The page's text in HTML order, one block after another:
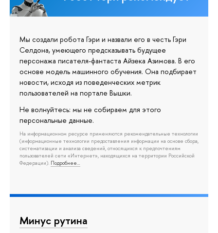
Мы создали робота Гэри и назвали его в честь Гэри
Селдона, умеющего предсказывать будущее
персонажа писателя-фантаста Айзека Азимова. В его
основе модель машинного обучения. Она подбирает
новости, исходя из поведенческих метрик
пользователей на портале Вышки.
Не волнуйтесь: мы не собираем для этого
персональные данные.
На информационном ресурсе применяются рекомендательные технологии
(информационные технологии предоставления информации на основе сбора,
систематизации и анализа сведений, относящихся к предпочтениям
пользователей сети «Интернет», находящихся на территории Российской
Федерации). Подробнее…
Минус рутина